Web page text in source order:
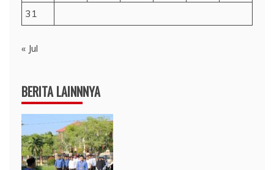
31
« Jul
BERITA LAINNNYA